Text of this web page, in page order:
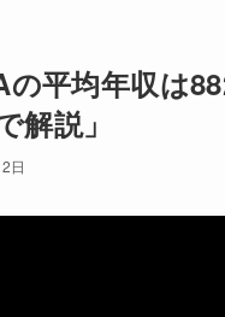
の平均年収は
解説」
日